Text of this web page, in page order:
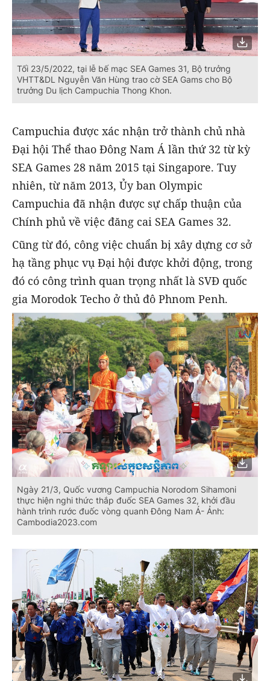
Tối 23/5/2022, tại lễ bế mạc SEA Games 31, Bộ trưởng
VHTT&DL Nguyễn Văn Hùng trao cờ SEA Gams cho Bộ
trưởng Du lịch Campuchia Thong Khon.
Campuchia được xác nhận trở thành chủ nhà
Đại hội Thể thao Đông Nam Á lần thứ 32 từ kỳ
SEA Games 28 năm 2015 tại Singapore. Tuy
nhiên, từ năm 2013, Ủy ban Olympic
Campuchia đã nhận được sự chấp thuận của
Chính phủ về việc đăng cai SEA Games 32.
Cũng từ đó, công việc chuẩn bị xây dựng cơ sở
hạ tầng phục vụ Đại hội được khởi động, trong
đó có công trình quan trọng nhất là SVĐ quốc
gia Morodok Techo ở thủ đô Phnom Penh.
Ngày 21/3, Quốc vương Campuchia Norodom Sihamoni
thực hiện nghi thức thắp đuốc SEA Games 32, khởi đầu
hành trình rước đuốc vòng quanh Đông Nam Á- Ảnh:
Cambodia2023.com